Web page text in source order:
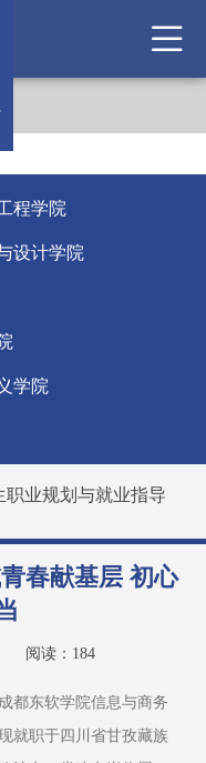
程学院
设计学院
学院
职业规划与就业指导
春献基层 初心
阅读： 184
都东软学院信息与商务
就职于四川省甘孜藏族